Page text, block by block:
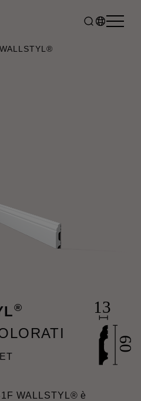
®
WALLSTYL® è